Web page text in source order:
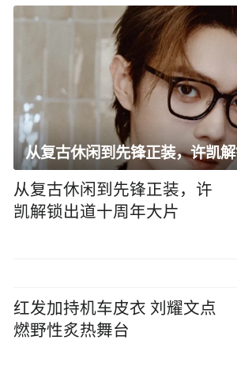
从复古休闲到先锋正装，许
凯解锁出道十周年大片
红发加持机车皮衣 刘耀文点
燃野性炙热舞台